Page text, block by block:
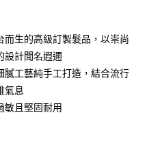
」的支付方式。 讓您購物簡單
需儲值。
可結帳。
。
後，將跳轉至「AFTEE先享後付」
免運費
而生的高級訂製髮品，以崇尚
設計聞名遐邇
膩工藝純手工打造，結合流行
氣息
敏且堅固耐用